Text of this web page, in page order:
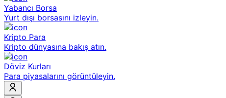
Yabancı Borsa
Yurt dışı borsasını izleyin.
Kripto Para
Kripto dünyasına bakış atın.
Döviz Kurları
Para piyasalarını görüntüleyin.